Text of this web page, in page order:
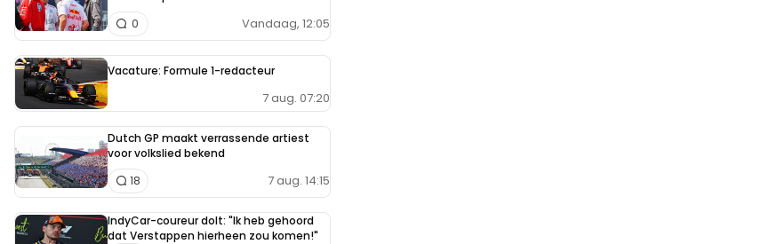
Vandaag, 12:05
0
Vacature: Formule 1-redacteur
7 aug. 07:20
Dutch GP maakt verrassende artiest
voor volkslied bekend
7 aug. 14:15
18
IndyCar-coureur dolt: "Ik heb gehoord
dat Verstappen hierheen zou komen!"